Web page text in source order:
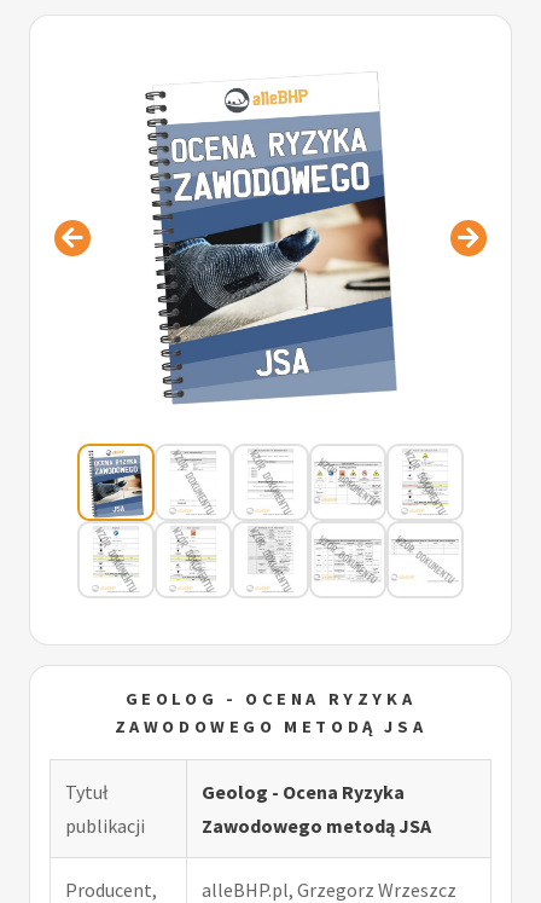
GEOLOG - OCENA RYZYKA
ZAWODOWEGO METODĄ JSA
Tytuł
publikacji
Geolog - Ocena Ryzyka
Zawodowego metodą JSA
Producent,
alleBHP.pl, Grzegorz Wrzeszcz